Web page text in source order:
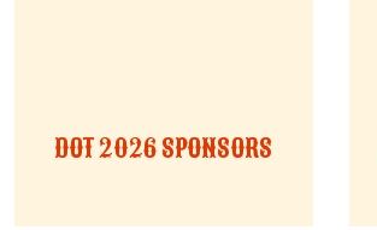
DOT 2026 SPONSORS